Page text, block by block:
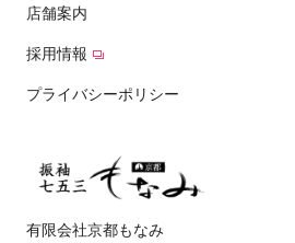
有限会社京都もなみ
店舗案内
採用情報
プライバシーポリシー